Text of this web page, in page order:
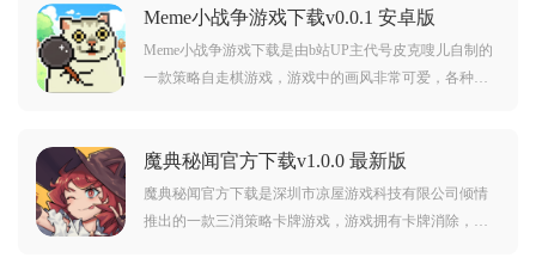
的玩家不要错过，赶紧点击下载开始游玩吧。
Meme小战争游戏下载v0.0.1 安卓版
Meme小战争游戏下载是由b站UP主代号皮克嗖儿自制的
一款策略自走棋游戏，游戏中的画风非常可爱，各种像
阵容来提升自己的战斗力，就可以更好的去战胜对手来
获取审理，游戏中还有大量的装备。快来下载吧。
魔典秘闻官方下载v1.0.0 最新版
魔典秘闻官方下载是深圳市凉屋游戏科技有限公司倾情
推出的一款三消策略卡牌游戏，游戏拥有卡牌消除，元